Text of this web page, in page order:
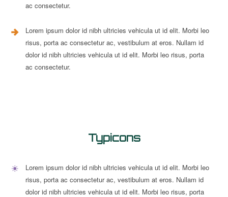
ac consectetur.
Lorem ipsum dolor id nibh ultricies vehicula ut id elit. Morbi leo
risus, porta ac consectetur ac, vestibulum at eros. Nullam id
dolor id nibh ultricies vehicula ut id elit. Morbi leo risus, porta
ac consectetur.
Typicons
Lorem ipsum dolor id nibh ultricies vehicula ut id elit. Morbi leo
risus, porta ac consectetur ac, vestibulum at eros. Nullam id
dolor id nibh ultricies vehicula ut id elit. Morbi leo risus, porta